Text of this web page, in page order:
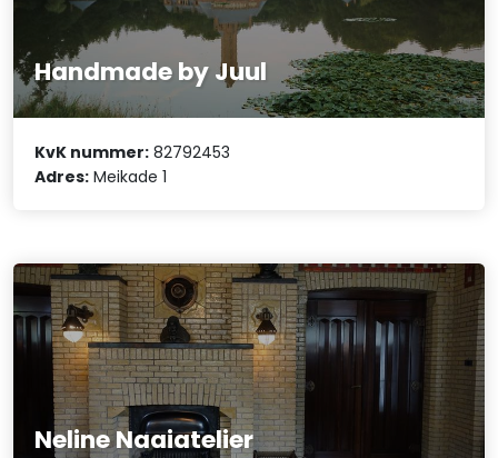
Handmade by Juul
KvK nummer: 82792453
Adres: Meikade 1
Neline Naaiatelier